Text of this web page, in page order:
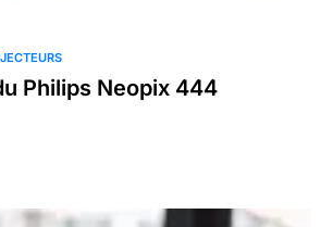
Philips Neopix 444